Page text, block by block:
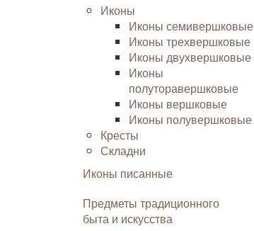
Иконы
Иконы семивершковые
Иконы трехвершковые
Иконы двухвершковые
Иконы
полуторавершковые
Иконы вершковые
Иконы полувершковые
Кресты
Складни
Иконы писанные
Предметы традиционного
быта и искусства